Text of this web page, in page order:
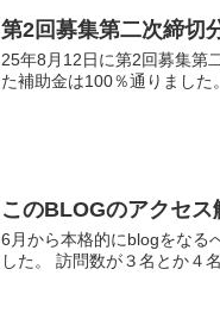
第2回募集第二次締切
25年8月12日に第2回募集第
た補助金は100％通りました。
このBLOGのアクセス
6月から本格的にblogをなる
した。 訪問数が３名とか４